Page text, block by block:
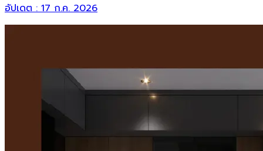
อัปเดต :17 ก.ค. 2026